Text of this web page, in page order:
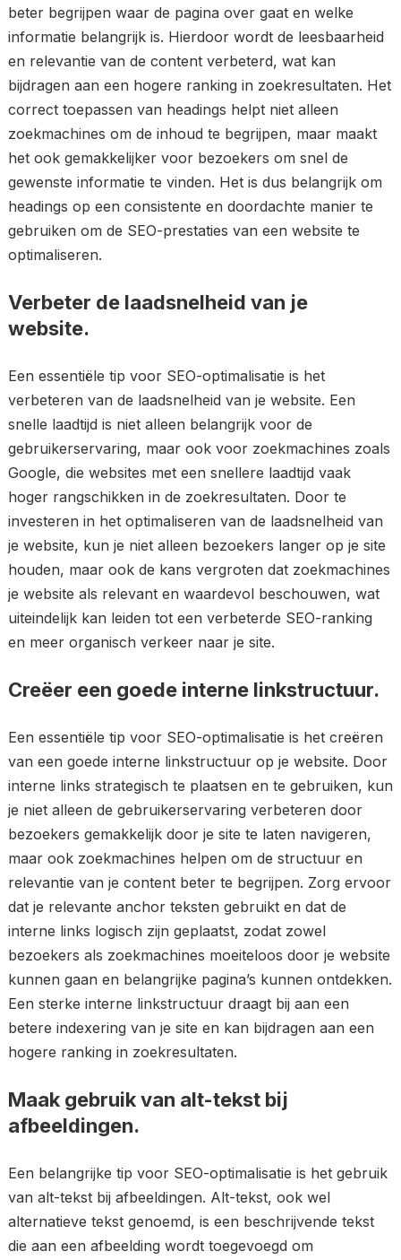
beter begrijpen waar de pagina over gaat en welke
informatie belangrijk is. Hierdoor wordt de leesbaarheid
en relevantie van de content verbeterd, wat kan
bijdragen aan een hogere ranking in zoekresultaten. Het
correct toepassen van headings helpt niet alleen
zoekmachines om de inhoud te begrijpen, maar maakt
het ook gemakkelijker voor bezoekers om snel de
gewenste informatie te vinden. Het is dus belangrijk om
headings op een consistente en doordachte manier te
gebruiken om de SEO-prestaties van een website te
optimaliseren.
Verbeter de laadsnelheid van je
website.
Een essentiële tip voor SEO-optimalisatie is het
verbeteren van de laadsnelheid van je website. Een
snelle laadtijd is niet alleen belangrijk voor de
gebruikerservaring, maar ook voor zoekmachines zoals
Google, die websites met een snellere laadtijd vaak
hoger rangschikken in de zoekresultaten. Door te
investeren in het optimaliseren van de laadsnelheid van
je website, kun je niet alleen bezoekers langer op je site
houden, maar ook de kans vergroten dat zoekmachines
je website als relevant en waardevol beschouwen, wat
uiteindelijk kan leiden tot een verbeterde SEO-ranking
en meer organisch verkeer naar je site.
Creëer een goede interne linkstructuur.
Een essentiële tip voor SEO-optimalisatie is het creëren
van een goede interne linkstructuur op je website. Door
interne links strategisch te plaatsen en te gebruiken, kun
je niet alleen de gebruikerservaring verbeteren door
bezoekers gemakkelijk door je site te laten navigeren,
maar ook zoekmachines helpen om de structuur en
relevantie van je content beter te begrijpen. Zorg ervoor
dat je relevante anchor teksten gebruikt en dat de
interne links logisch zijn geplaatst, zodat zowel
bezoekers als zoekmachines moeiteloos door je website
kunnen gaan en belangrijke pagina’s kunnen ontdekken.
Een sterke interne linkstructuur draagt bij aan een
betere indexering van je site en kan bijdragen aan een
hogere ranking in zoekresultaten.
Maak gebruik van alt-tekst bij
afbeeldingen.
Een belangrijke tip voor SEO-optimalisatie is het gebruik
van alt-tekst bij afbeeldingen. Alt-tekst, ook wel
alternatieve tekst genoemd, is een beschrijvende tekst
die aan een afbeelding wordt toegevoegd om